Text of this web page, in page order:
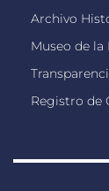
Archivo
Museo de
Registro de